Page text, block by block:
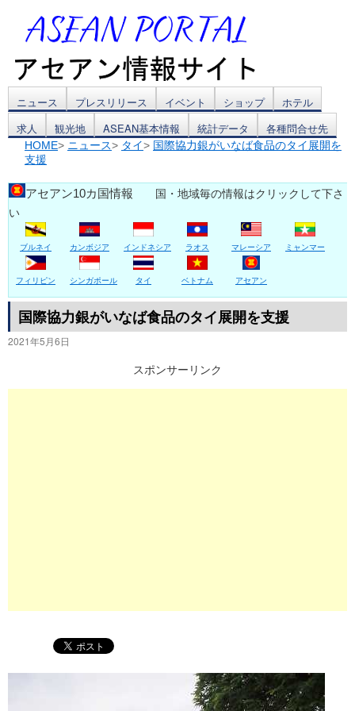
コ
ン
テ
ン
ツ
へ
ス
キ
ッ
ニュース プレスリリース イベント ショップ
ホテル
求人
観光地 ASEAN基本情報 統計データ 各種問合せ先
HOME> ニュース> タイ> 国際協力銀がいなば食品のタイ展開を
支援
アセアン10カ国情報 国・地域毎の情報はクリックして下さ
い
ブルネイ カンボジア インドネシア ラオス マレーシア ミャンマー
フィリピン シンガポール タイ ベトナム アセアン
国際協力銀がいなば食品のタイ展開を支援
2021年5月6日
スポンサーリンク